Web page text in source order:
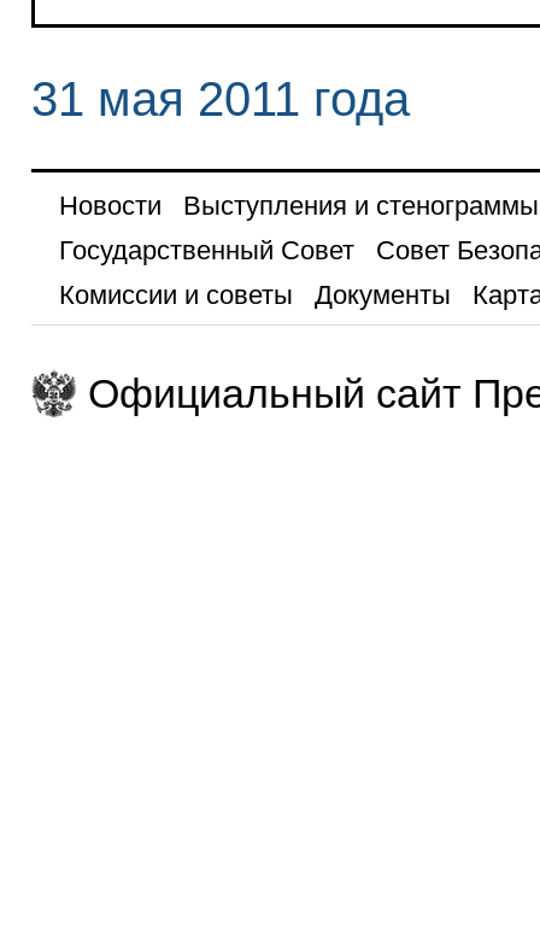
31 мая 2011 года
Новости
Выступления и стенограммы
Государственный Совет
Совет
Комиссии и советы
Документы
Официальный сайт